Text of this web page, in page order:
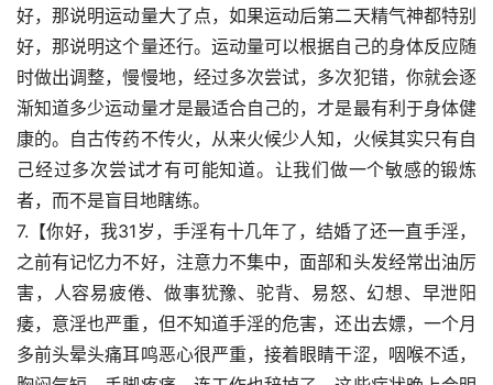
好，那说明运动量大了点，如果运动后第二天精气神都特别
好，那说明这个量还行。运动量可以根据自己的身体反应随
时做出调整，慢慢地，经过多次尝试，多次犯错，你就会逐
渐知道多少运动量才是最适合自己的，才是最有利于身体健
康的。自古传药不传火，从来火候少人知，火候其实只有自
己经过多次尝试才有可能知道。让我们做一个敏感的锻炼
者，而不是盲目地瞎练。
7.【你好，我31岁，手淫有十几年了，结婚了还一直手淫，
之前有记忆力不好，注意力不集中，面部和头发经常出油厉
害，人容易疲倦、做事犹豫、驼背、易怒、幻想、早泄阳
痿，意淫也严重，但不知道手淫的危害，还出去嫖，一个月
多前头晕头痛耳鸣恶心很严重，接着眼睛干涩，咽喉不适，